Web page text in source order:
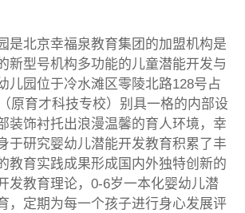
是北京幸福泉教育集团的加盟机构是
新型号机构多功能的儿童潜能开发与
儿园位于冷水滩区零陵北路128号占
原育才科技专校）别具一格的内部设
装饰衬托出浪漫温馨的育人环境，幸
于研究婴幼儿潜能开发教育积累了丰
教育实践成果形成国内外独特创新的
发教育理论，0-6岁一本化婴幼儿潜
，定期为每一个孩子进行身心发展评